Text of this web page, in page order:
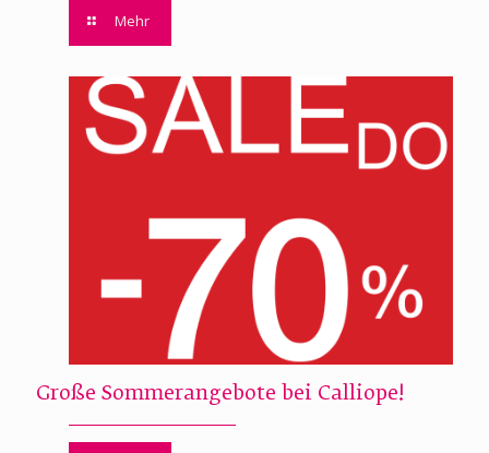
Mehr
Große Sommerangebote bei Calliope!